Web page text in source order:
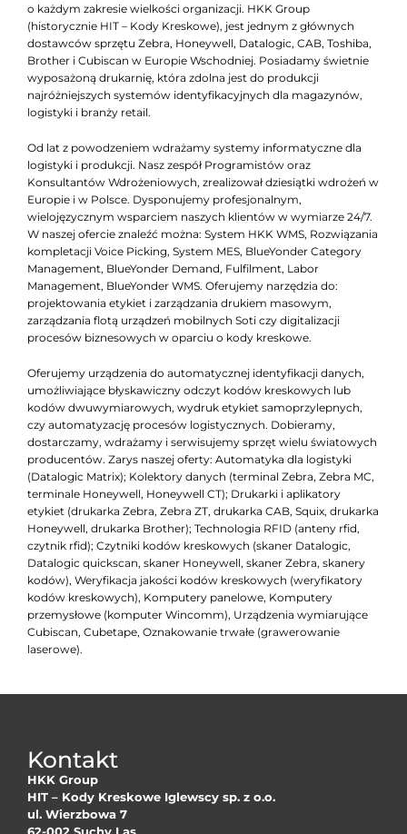
o każdym zakresie wielkości organizacji. HKK Group
(historycznie HIT – Kody Kreskowe), jest jednym z głównych
dostawców sprzętu Zebra, Honeywell, Datalogic, CAB, Toshiba,
Brother i Cubiscan w Europie Wschodniej. Posiadamy świetnie
wyposażoną drukarnię, która zdolna jest do produkcji
najróżniejszych systemów identyfikacyjnych dla magazynów,
logistyki i branży retail.
Od lat z powodzeniem wdrażamy systemy informatyczne dla
logistyki i produkcji. Nasz zespół Programistów oraz
Konsultantów Wdrożeniowych, zrealizował dziesiątki wdrożeń w
Europie i w Polsce. Dysponujemy profesjonalnym,
wielojęzycznym wsparciem naszych klientów w wymiarze 24/7.
W naszej ofercie znaleźć można: System HKK WMS, Rozwiązania
kompletacji Voice Picking, System MES, BlueYonder Category
Management, BlueYonder Demand, Fulfilment, Labor
Management, BlueYonder WMS. Oferujemy narzędzia do:
projektowania etykiet i zarządzania drukiem masowym,
zarządzania flotą urządzeń mobilnych Soti czy digitalizacji
procesów biznesowych w oparciu o kody kreskowe.
Oferujemy urządzenia do automatycznej identyfikacji danych,
umożliwiające błyskawiczny odczyt kodów kreskowych lub
kodów dwuwymiarowych, wydruk etykiet samoprzylepnych,
czy automatyzację procesów logistycznych. Dobieramy,
dostarczamy, wdrażamy i serwisujemy sprzęt wielu światowych
producentów. Zarys naszej oferty: Automatyka dla logistyki
(Datalogic Matrix); Kolektory danych (terminal Zebra, Zebra MC,
terminale Honeywell, Honeywell CT); Drukarki i aplikatory
etykiet (drukarka Zebra, Zebra ZT, drukarka CAB, Squix, drukarka
Honeywell, drukarka Brother); Technologia RFID (anteny rfid,
czytnik rfid); Czytniki kodów kreskowych (skaner Datalogic,
Datalogic quickscan, skaner Honeywell, skaner Zebra, skanery
kodów), Weryfikacja jakości kodów kreskowych (weryfikatory
kodów kreskowych), Komputery panelowe, Komputery
przemysłowe (komputer Wincomm), Urządzenia wymiarujące
Cubiscan, Cubetape, Oznakowanie trwałe (grawerowanie
laserowe).
Kontakt
HKK Group
HIT – Kody Kreskowe Iglewscy sp. z o.o.
ul. Wierzbowa 7